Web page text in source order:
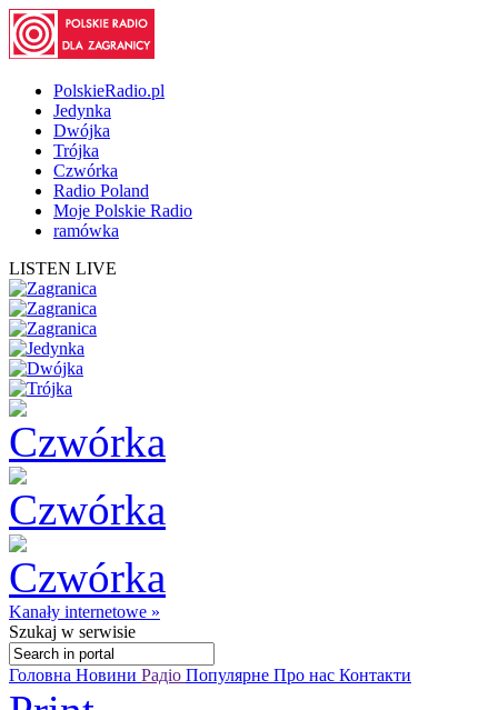
PolskieRadio.pl
Jedynka
Dwójka
Trójka
Czwórka
Radio Poland
Moje Polskie Radio
ramówka
LISTEN LIVE
Kanały internetowe »
Szukaj w serwisie
Головна Новини Радіо Популярне Про нас Контакти